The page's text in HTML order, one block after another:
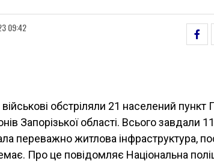
09:42
обстріляли 21 населений пункт
Запорізької області. Всього завдали
переважно житлова інфраструктура,
Про це повідомляє Національна